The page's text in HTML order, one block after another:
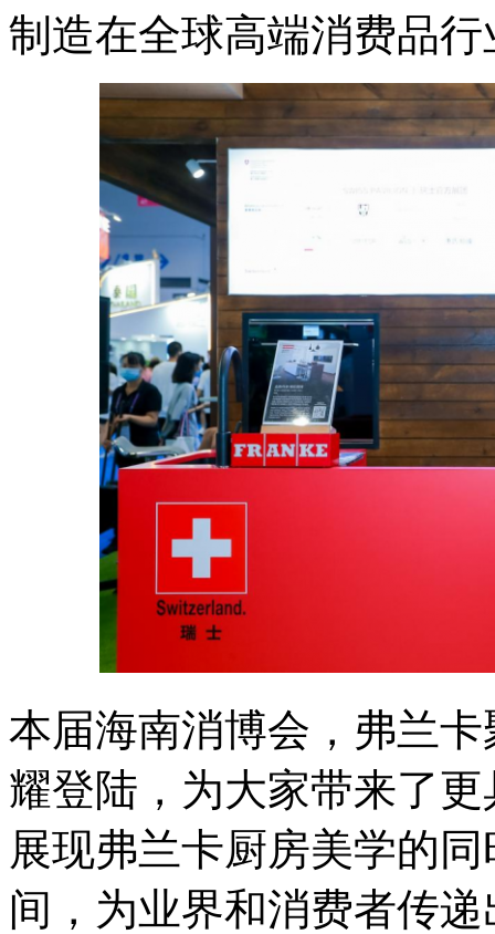
制造在全球高端消费品
本届海南消博会，弗兰
耀登陆，为大家带来了
展现弗兰卡厨房美学的
间，为业界和消费者传